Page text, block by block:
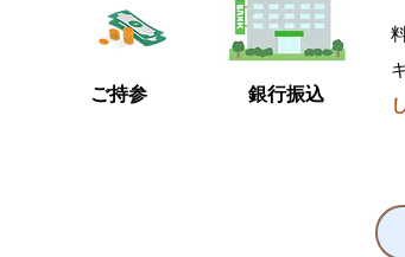
銀行振込
​ご持参